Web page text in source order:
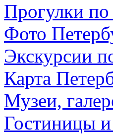
Прогулки
Фото
Экскурсии
Карта
Музеи,
Гостиницы и